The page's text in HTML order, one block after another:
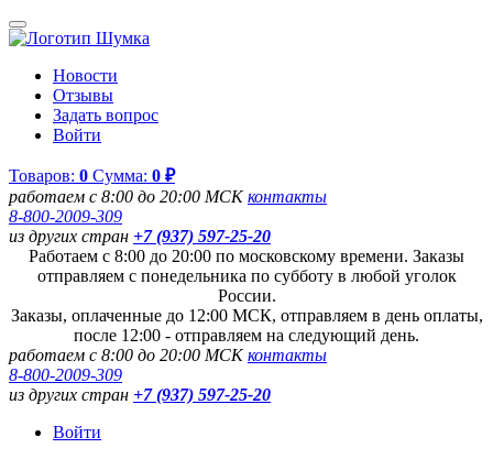
Новости
Отзывы
Задать вопрос
Войти
Товаров: 0 Сумма: 0 ₽
работаем с 8:00 до 20:00 МСКконтакты
8-800-2009-309
из других стран +7 (937) 597-25-20
Работаем с 8:00 до 20:00 по московскому времени. Заказы
отправляем с понедельника по субботу в любой уголок
России.
Заказы, оплаченные до 12:00 МСК, отправляем в день оплаты,
после 12:00 - отправляем на следующий день.
работаем с 8:00 до 20:00 МСКконтакты
8-800-2009-309
из других стран +7 (937) 597-25-20
Войти